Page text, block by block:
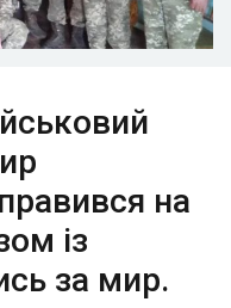
на
із
за мир.